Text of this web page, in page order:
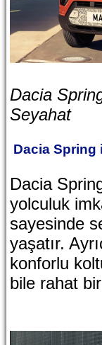
Dacia
Seyahat
Dacia Spring
Dacia
yolculuk
sayesinde
yaşatır.
konforlu
bile rahat